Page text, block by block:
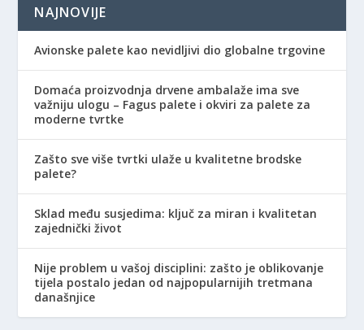
NAJNOVIJE
Avionske palete kao nevidljivi dio globalne trgovine
Domaća proizvodnja drvene ambalaže ima sve
važniju ulogu – Fagus palete i okviri za palete za
moderne tvrtke
Zašto sve više tvrtki ulaže u kvalitetne brodske
palete?
Sklad među susjedima: ključ za miran i kvalitetan
zajednički život
Nije problem u vašoj disciplini: zašto je oblikovanje
tijela postalo jedan od najpopularnijih tretmana
današnjice